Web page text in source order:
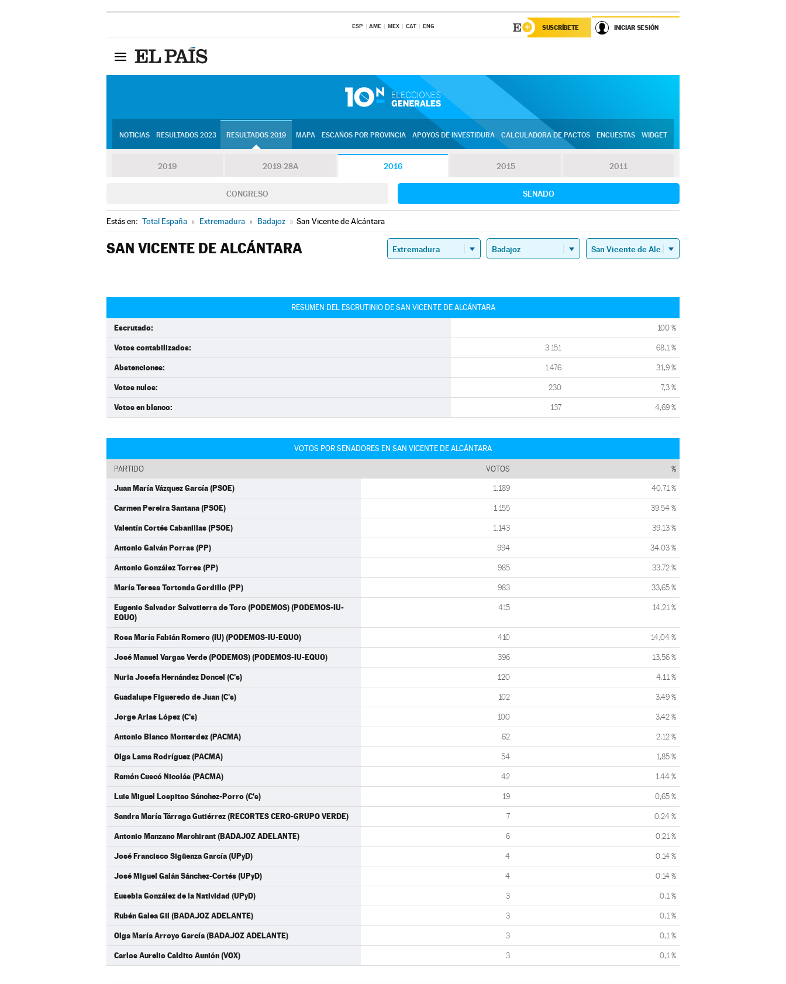
ESP AME MEX CAT ENG SUSCRÍBETE INICIAR SESIÓN
NOTICIAS RESULTADOS 2023 RESULTADOS 2019 MAPA ESCAÑOS POR PROVINCIA APOYOS DE INVESTIDURA CALCULADORA DE PACTOS ENCUESTAS WIDGET
2019 2019-28A 2016 2015 2011
CONGRESO SENADO
Estás en: Total España » Extremadura » Badajoz » San Vicente de Alcántara
SAN VICENTE DE ALCÁNTARA
RESUMEN DEL ESCRUTINIO DE SAN VICENTE DE ALCÁNTARA
Escrutado: 100 %
Votos contabilizados: 3.151 68,1 %
Abstenciones: 1.476 31,9 %
Votos nulos: 230 7,3 %
Votos en blanco: 137 4,69 %
VOTOS POR SENADORES EN SAN VICENTE DE ALCÁNTARA
PARTIDO VOTOS %
Juan María Vázquez García (PSOE) 1.189 40,71 %
Carmen Pereira Santana (PSOE) 1.155 39,54 %
Valentín Cortés Cabanillas (PSOE) 1.143 39,13 %
Antonio Galván Porras (PP) 994 34,03 %
Antonio González Torres (PP) 985 33,72 %
María Teresa Tortonda Gordillo (PP) 983 33,65 %
Eugenio Salvador Salvatierra de Toro (PODEMOS) (PODEMOS-IU-
EQUO)
415 14,21 %
Rosa María Fabián Romero (IU) (PODEMOS-IU-EQUO) 410 14,04 %
José Manuel Vargas Verde (PODEMOS) (PODEMOS-IU-EQUO) 396 13,56 %
Nuria Josefa Hernández Doncel (C's) 120 4,11 %
Guadalupe Figueredo de Juan (C's) 102 3,49 %
Jorge Arias López (C's) 100 3,42 %
Antonio Blanco Monterdez (PACMA) 62 2,12 %
Olga Lama Rodríguez (PACMA) 54 1,85 %
Ramón Cuscó Nicolás (PACMA) 42 1,44 %
Luis Miguel Lospitao Sánchez-Porro (C's) 19 0,65 %
Sandra María Tárraga Gutiérrez (RECORTES CERO-GRUPO VERDE) 7 0,24 %
Antonio Manzano Marchirant (BADAJOZ ADELANTE) 6 0,21 %
José Francisco Sigüenza García (UPyD) 4 0,14 %
José Miguel Galán Sánchez-Cortés (UPyD) 4 0,14 %
Eusebia González de la Natividad (UPyD) 3 0,1 %
Rubén Galea Gil (BADAJOZ ADELANTE) 3 0,1 %
Olga María Arroyo García (BADAJOZ ADELANTE) 3 0,1 %
Carlos Aurelio Caldito Aunión (VOX) 3 0,1 %